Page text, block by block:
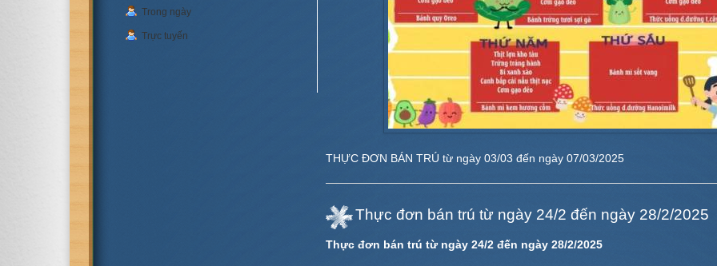
Trong ngày
Trực tuyến
THỰC ĐƠN BÁN TRÚ từ ngày 03/03 đến ngày 07/03/2025
Thực đơn bán trú từ ngày 24/2 đến ngày 28/2/2025
Thực đơn bán trú từ ngày 24/2 đến ngày 28/2/2025